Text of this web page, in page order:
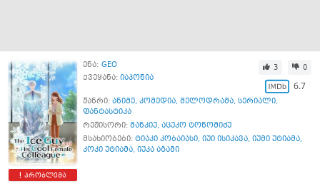
პრობლემა
ენა: GEO
ქვეყანა: იაპონია
3 0
6.7
ჟანრი: ანიმე, კომედია, მელოდრამა, სერიალი,
ფანტასტიკა
რეჟისორი: მანკიუ, აცუკო ტონომიძუ
მსახიობები: ტიაკი კობაიასი, იუი ისიკავა, იუმი უტიამა,
კოკი უტიამა, იუკა აგამი